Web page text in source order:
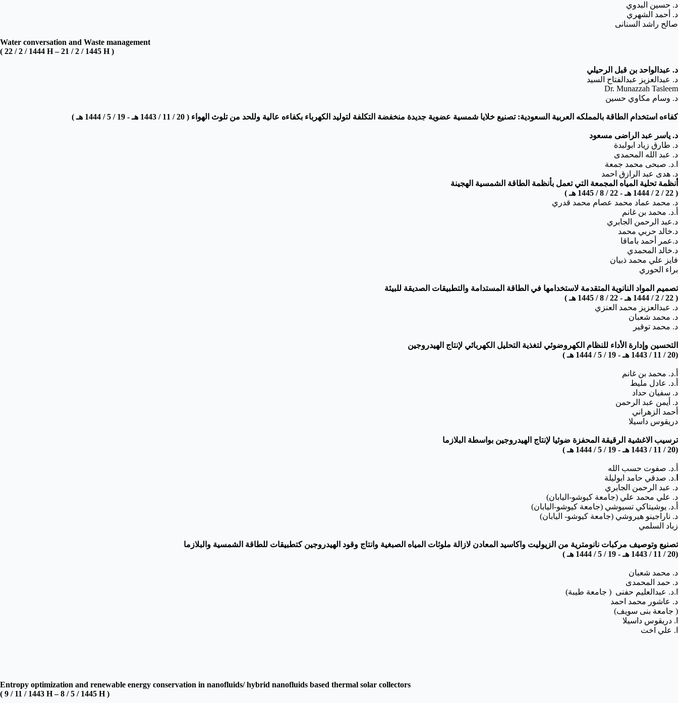
د. حسين البدوي
د. أحمد الشهري
صالح راشد السنانى
Water conversation and Waste management
( 22 / 2 / 1444 H – 21 / 2 / 1445 H )
د. عبدالواحد بن قبل الرحيلي
د. عبدالعزيز عبدالفتاح السيد
Dr. Munazzah Tasleem
د. وسام مكاوي حسين
كفاءه استخدام الطاقة بالمملكه العربية السعودية: تصنيع خلايا شمسية عضوية جديدة منخفضة التكلفة لتوليد الكهرباء بكفاءه عالية وللحد من تلوث الهواء ( 20 / 11 / 1443 هـ - 19 / 5 / 1444 هـ )
د. ياسر عبد الراضى مسعود
د. طارق زياد ابولبدة
د. عبد الله المحمدى
ا.د. صبحى محمد جمعة
د. هدى عبد الرازق احمد
أنظمة تحلية المياه المجمعة التي تعمل بأنظمة الطاقة الشمسية الهجينة
( 22 / 2 / 1444 هـ - 22 / 8 / 1445 هـ )
د. محمد عماد محمد عصام محمد قدري
أ.د. محمد بن غانم
د.عبد الرحمن الجابري
د.خالد حربي محمد
د.عمر أحمد باماقا
د.خالد المحمدي
فايز علي محمد ذبيان
براء الحوري
تصميم المواد النانوية المتقدمة لاستخدامها في الطاقة المستدامة والتطبيقات الصديقة للبيئة
( 22 / 2 / 1444 هـ - 22 / 8 / 1445 هـ
)
د. عبدالعزيز محمد العنزي
د. محمد شعبان
د. محمد توقير
التحسين وإدارة الأداء للنظام الكهروضوئي لتغذية التحليل الكهربائي لإنتاج الهيدروجين
(20 / 11 / 1443 هـ - 19 / 5 / 1444 هـ )
أ.د. محمد بن غانم
أ.د. عادل مليط
د. سفيان حداد
د. أيمن عبد الرحمن
أحمد الزهراني
دريقوس داسيلا
ترسيب الاغشية الرقيقة المحفزة ضوئيا لإنتاج الهيدروجين بواسطة البلازما
(20 / 11 / 1443 هـ - 19 / 5 / 1444 هـ )
أ.د. صفوت حسب الله
.د. صدقي حامد ابوليلة
د. عبد الرحمن الجابري
د. علي محمد علي (جامعة كيوشو-اليابان)
أ.د. يوشيتاكي تسيوشي (جامعة كيوشو-اليابان)
د. ناراجينو هيروشي (جامعة كيوشو- اليابان)
زباد السلمي
تصنيع وتوصيف مركبات نانومترية من الزيوليت واكاسيد المعادن لازالة ملوثات المياه الصبغية وانتاج وقود الهيدروجين كتطبيقات للطاقة الشمسية والبلازما
(20 / 11 / 1443 هـ - 19 / 5 / 1444 هـ )
د. محمد شعبان
د. حمد المحمدى
ا.د. عبدالعليم حفنى ( جامعة طيبة)
د. عاشور محمد احمد
( جامعة بنى سويف)
ا. دريقوس داسيلا
ا. علي اخت
Entropy optimization and renewable energy conservation in nanofluids/ hybrid nanofluids based thermal solar collectors
( 9 / 11 / 1443 H – 8 / 5 / 1445 H )